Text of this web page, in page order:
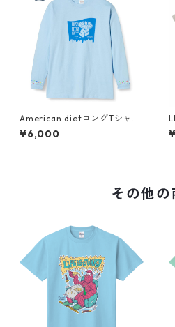
American dietロングTシャツ
(lite blue)
¥6,000
その他の